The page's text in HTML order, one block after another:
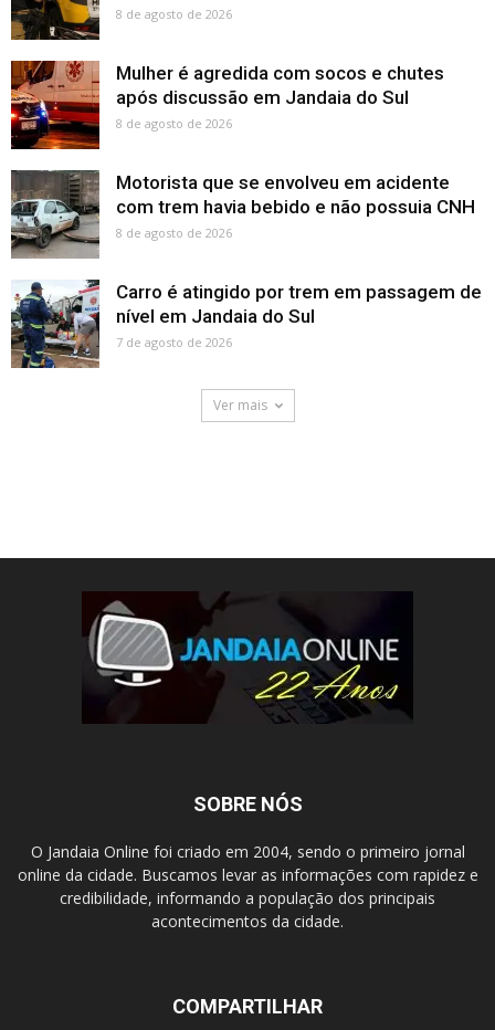
8 de agosto de 2026
Mulher é agredida com socos e chutes
após discussão em Jandaia do Sul
8 de agosto de 2026
Motorista que se envolveu em acidente
com trem havia bebido e não possuia CNH
8 de agosto de 2026
Carro é atingido por trem em passagem de
nível em Jandaia do Sul
7 de agosto de 2026
Ver mais
SOBRE NÓS
O Jandaia Online foi criado em 2004, sendo o primeiro jornal
online da cidade. Buscamos levar as informações com rapidez e
credibilidade, informando a população dos principais
acontecimentos da cidade.
COMPARTILHAR